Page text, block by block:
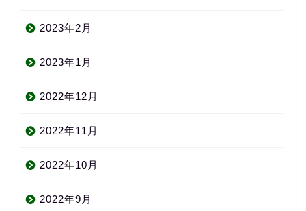
2023年2月
2023年1月
2022年12月
2022年11月
2022年10月
2022年9月